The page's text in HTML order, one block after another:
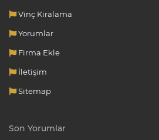
Vinç Kiralama
Yorumlar
Firma Ekle
İletişim
Sitemap
Son Yorumlar